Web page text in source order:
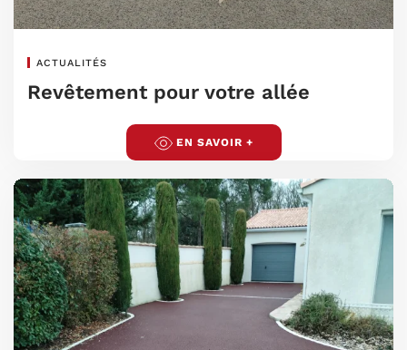
ACTUALITÉS
Revêtement pour votre allée
EN SAVOIR +